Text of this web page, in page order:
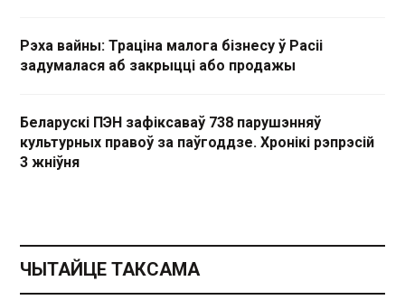
Рэха вайны: Траціна малога бізнесу ў Расіі
задумалася аб закрыцці або продажы
Беларускі ПЭН зафіксаваў 738 парушэнняў
культурных правоў за паўгоддзе. Хронікі рэпрэсій
3 жніўня
ЧЫТАЙЦЕ ТАКСАМА